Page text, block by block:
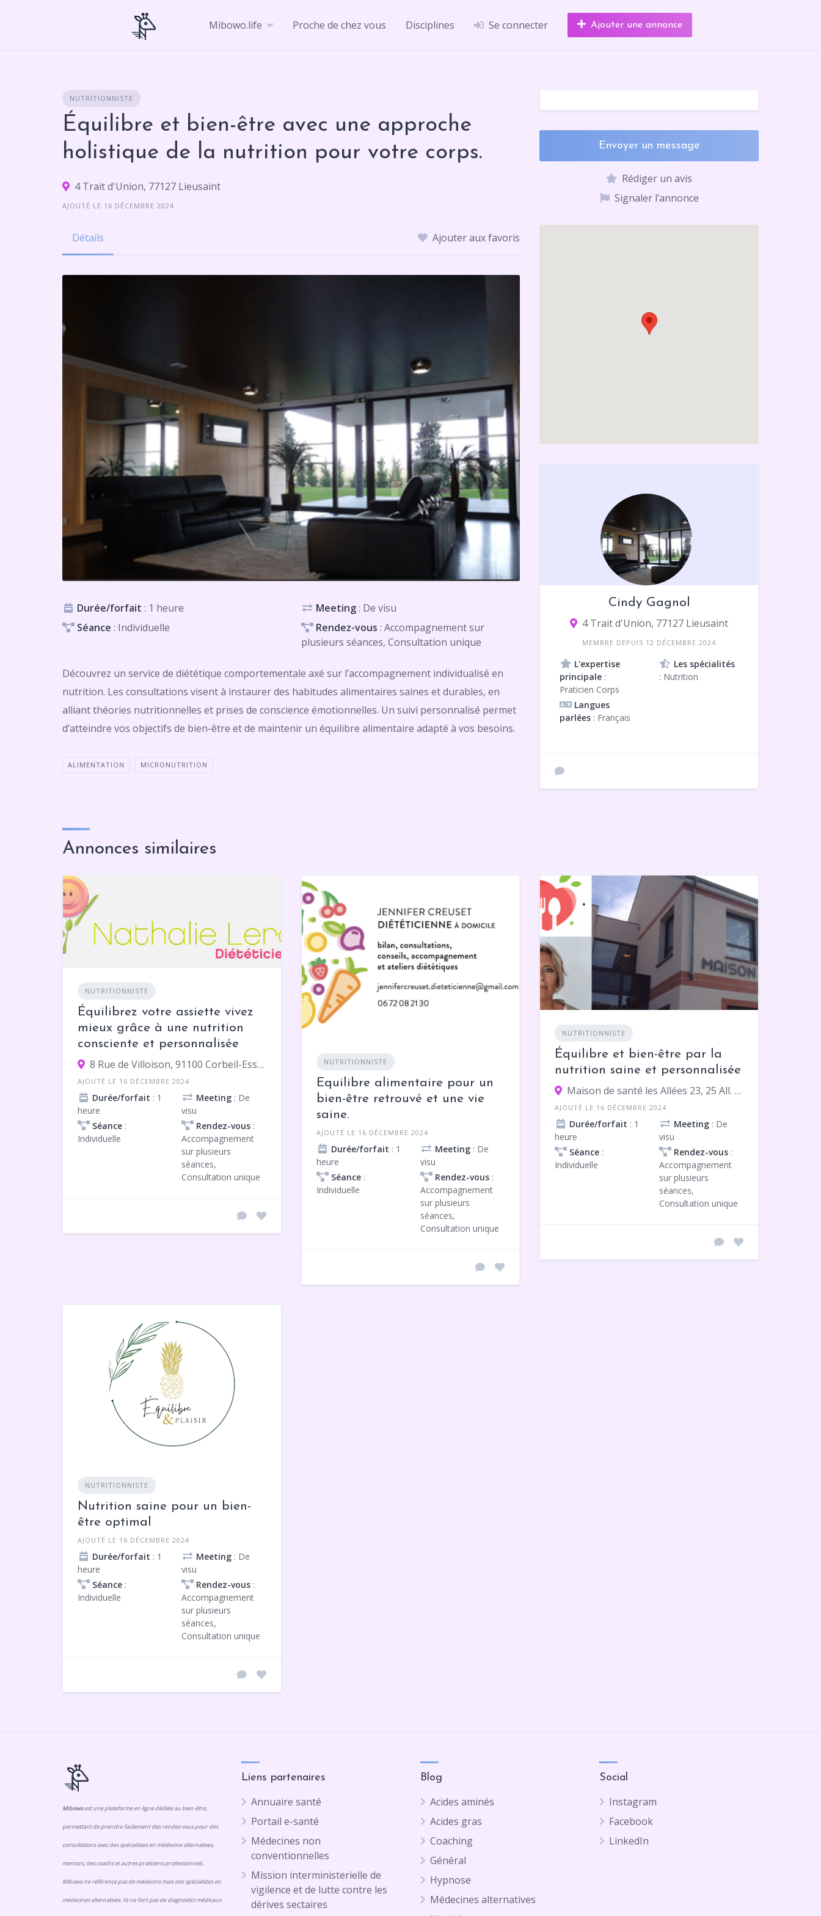
Mibowo.life Proche de chez vous Disciplines Se connecter Ajouter une annonce
NUTRITIONNISTE
Équilibre et bien-être avec une approche
holistique de la nutrition pour votre corps.
4 Trait d'Union, 77127 Lieusaint
AJOUTÉ LE 16 DÉCEMBRE 2024
Détails Ajouter aux favoris
Durée/forfait : 1 heure Meeting: De visu
Séance : Individuelle Rendez-vous : Accompagnement sur
plusieurs séances, Consultation unique
Découvrez un service de diététique comportementale axé sur l’accompagnement individualisé en
nutrition. Les consultations visent à instaurer des habitudes alimentaires saines et durables, en
alliant théories nutritionnelles et prises de conscience émotionnelles. Un suivi personnalisé permet
d’atteindre vos objectifs de bien-être et de maintenir un équilibre alimentaire adapté à vos besoins.
ALIMENTATION MICRONUTRITION
Envoyer un message
Rédiger un avis
Signaler l’annonce
Cindy Gagnol
4 Trait d'Union, 77127 Lieusaint
MEMBRE DEPUIS 12 DÉCEMBRE 2024
L'expertise
principale :
Praticien Corps
Les spécialités
: Nutrition
Langues
parlées : Français
Annonces similaires
NUTRITIONNISTE
Équilibrez votre assiette vivez
mieux grâce à une nutrition
consciente et personnalisée
8 Rue de Villoison, 91100 Corbeil-Essonnes
AJOUTÉ LE 16 DÉCEMBRE 2024
Durée/forfait : 1
heure
Meeting : De
visu
Séance :
Individuelle
Rendez-vous :
Accompagnement
sur plusieurs
séances,
Consultation unique
NUTRITIONNISTE
Equilibre alimentaire pour un
bien-être retrouvé et une vie
saine.
AJOUTÉ LE 16 DÉCEMBRE 2024
Durée/forfait : 1
heure
Meeting: De
visu
Séance:
Individuelle
Rendez-vous:
Accompagnement
sur plusieurs
séances,
Consultation unique
NUTRITIONNISTE
Équilibre et bien-être par la
nutrition saine et personnalisée
Maison de santé les Allées 23, 25 All. Aristide Briand, 91100 Corbeil-Essonnes
AJOUTÉ LE 16 DÉCEMBRE 2024
Durée/forfait : 1
heure
Meeting: De
visu
Séance :
Individuelle
Rendez-vous:
Accompagnement
sur plusieurs
séances,
Consultation unique
NUTRITIONNISTE
Nutrition saine pour un bien-
être optimal
AJOUTÉ LE 16 DÉCEMBRE 2024
Durée/forfait : 1
heure
Meeting : De
visu
Séance :
Individuelle
Rendez-vous :
Accompagnement
sur plusieurs
séances,
Consultation unique
Mibowoest une plateforme en ligne dédiée au bien-être,
permettant de prendre facilement des rendez-vous pour des
consultations avec des spécialistes en médecine alternatives,
mentors, des coachs et autres praticiens professionnels.
Mibowo ne référence pas de médecins mais des spécialistes en
médecines alternatives. Ils ne font pas de diagnostics médicaux
Liens partenaires
Annuaire santé
Portail e-santé
Médecines non
conventionnelles
Mission interministerielle de
vigilence et de lutte contre les
dérives sectaires
Blog
Acides aminés
Acides gras
Coaching
Général
Hypnose
Médecines alternatives
Social
Instagram
Facebook
LinkedIn